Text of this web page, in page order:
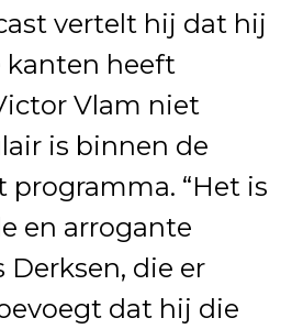
vertelt hij dat hij
kanten heeft
Vlam niet
is binnen de
programma. “Het is
en arrogante
Derksen, die er
dat hij die